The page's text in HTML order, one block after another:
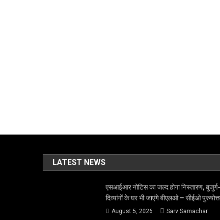
LATEST NEWS
एसआईआर नोटिस का जल्द होगा निस्तारण, बुजुर्ग-
दिव्यांगों के घर भी जाएंगे बीएलओ – सीईओ
August 5, 2026 Sarv Samachar